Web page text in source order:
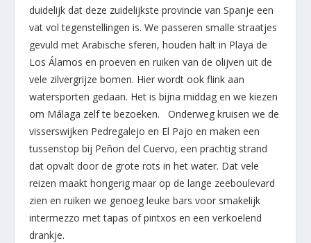
duidelijk dat deze zuidelijkste provincie van Spanje een
vat vol tegenstellingen is. We passeren smalle straatjes
gevuld met Arabische sferen, houden halt in Playa de
Los Álamos en proeven en ruiken van de olijven uit de
vele zilvergrijze bomen. Hier wordt ook flink aan
watersporten gedaan. Het is bijna middag en we kiezen
om Málaga zelf te bezoeken. Onderweg kruisen we de
visserswijken Pedregalejo en El Pajo en maken een
tussenstop bij Peñon del Cuervo, een prachtig strand
dat opvalt door de grote rots in het water. Dat vele
reizen maakt hongerig maar op de lange zeeboulevard
zien en ruiken we genoeg leuke bars voor smakelijk
intermezzo met tapas of pintxos en een verkoelend
drankje.